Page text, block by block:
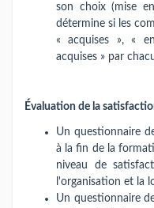
son choix (mise
détermine si les
« acquises », «
acquises » par
Évaluation de la
Un questionnaire
à la fin de la
niveau de
l'organisation et la
Un questionnaire